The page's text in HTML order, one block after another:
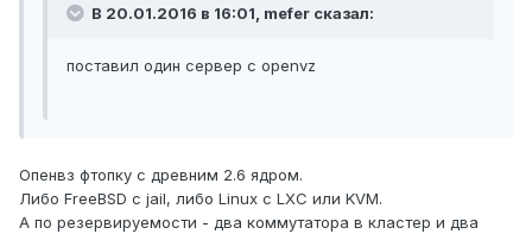
В 20.01.2016 в 16:01, mefer сказал:
поставил один сервер с openvz
Опенвз фтопку с древним 2.6 ядром.
Либо FreeBSD с jail, либо Linux с LXC или KVM.
А по резервируемости - два коммутатора в кластер и два